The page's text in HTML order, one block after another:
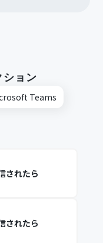
ョン
Teams
されたら
されたら